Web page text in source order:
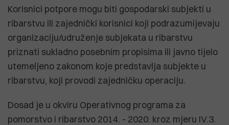
Korisnici potpore mogu biti gospodarski subjekti u
ribarstvu ili zajednički korisnici koji podrazumijevaju
organizaciju/udruženje subjekata u ribarstvu
priznati sukladno posebnim propisima ili javno tijelo
utemeljeno zakonom koje predstavlja subjekte u
ribarstvu, koji provodi zajedničku operaciju.
Dosad je u okviru Operativnog programa za
pomorstvo i ribarstvo 2014. - 2020. kroz mjeru IV.3.